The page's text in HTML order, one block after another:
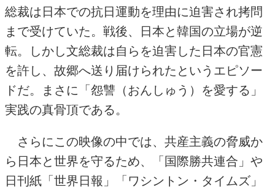
総裁は日本での抗日運動を理由に迫害され拷問
まで受けていた。戦後、日本と韓国の立場が逆
転。しかし文総裁は自らを迫害した日本の官憲
を許し、故郷へ送り届けられたというエピソー
ドだ。まさに「怨讐（おんしゅう）を愛する」
実践の真骨頂である。
さらにこの映像の中では、共産主義の脅威か
ら日本と世界を守るため、「国際勝共連合」や
日刊紙「世界日報」「ワシントン・タイムズ」